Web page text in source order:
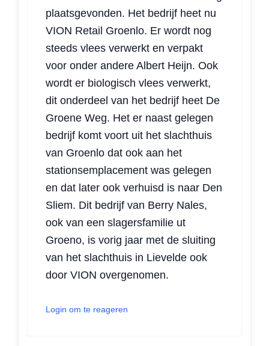
plaatsgevonden. Het bedrijf heet nu
VION Retail Groenlo. Er wordt nog
steeds vlees verwerkt en verpakt
voor onder andere Albert Heijn. Ook
wordt er biologisch vlees verwerkt,
dit onderdeel van het bedrijf heet De
Groene Weg. Het er naast gelegen
bedrijf komt voort uit het slachthuis
van Groenlo dat ook aan het
stationsemplacement was gelegen
en dat later ook verhuisd is naar Den
Sliem. Dit bedrijf van Berry Nales,
ook van een slagersfamilie ut
Groeno, is vorig jaar met de sluiting
van het slachthuis in Lievelde ook
door VION overgenomen.
Login om te reageren